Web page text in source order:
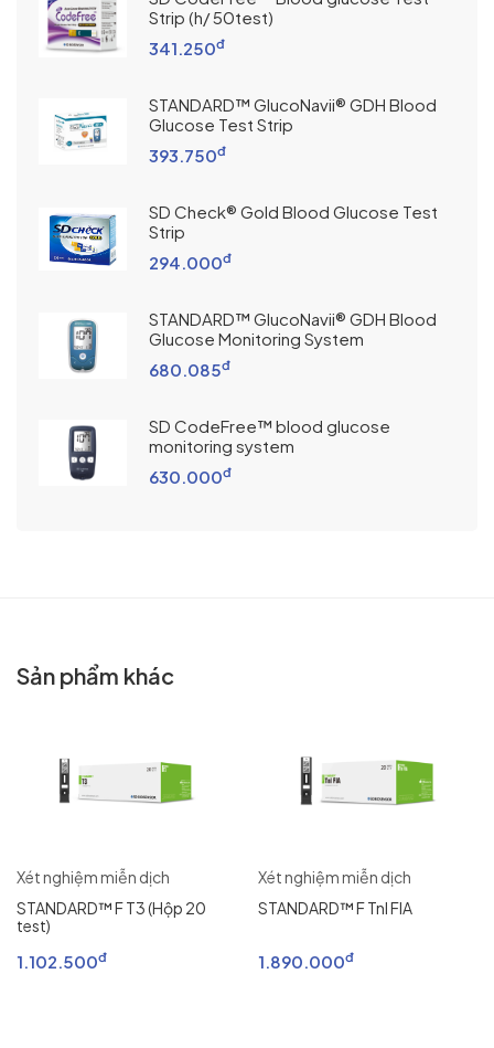
Strip (h/ 50test)
341.250đ
STANDARD™ GlucoNavii® GDH Blood
Glucose Test Strip
393.750đ
SD Check® Gold Blood Glucose Test
Strip
294.000đ
STANDARD™ GlucoNavii® GDH Blood
Glucose Monitoring System
680.085đ
SD CodeFree™ blood glucose
monitoring system
630.000đ
Sản phẩm khác
Xét nghiệm miễn dịch
STANDARD™ F T3 (Hộp 20
test)
1.102.500đ
Xét nghiệm miễn dịch
STANDARD™ F Tnl FIA
1.890.000đ